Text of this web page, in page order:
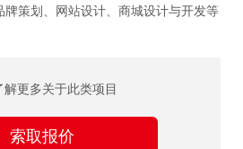
牌策划、网站设计、商城设计与开发等
解更多关于此类项目
索取报价